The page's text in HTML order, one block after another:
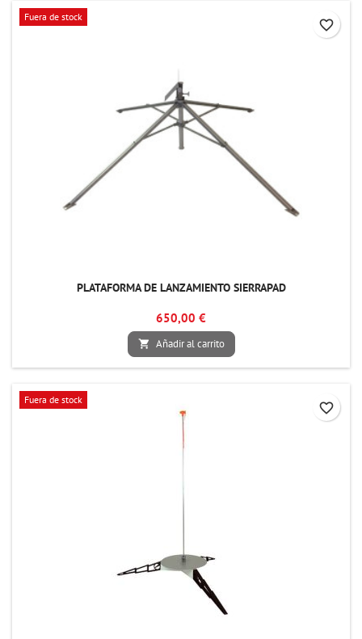
Fuera de stock
PLATAFORMA DE LANZAMIENTO SIERRAPAD
650,00 €
 Añadir al carrito
favorite_border
Fuera de stock
favorite_border